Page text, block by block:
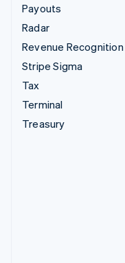
Payouts
Radar
Revenue Recognition
Stripe Sigma
Tax
Terminal
Treasury